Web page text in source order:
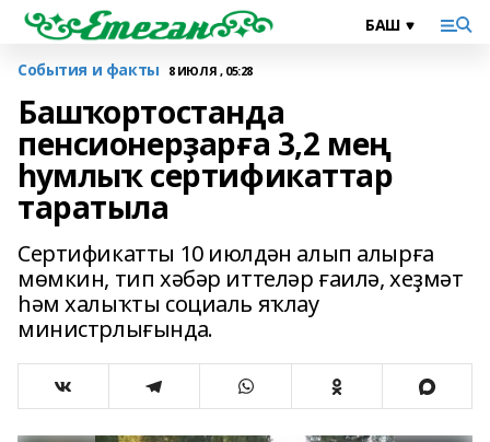
События и факты 8 ИЮЛЯ , 05:28
Башҡортостанда
пенсионерҙарға 3,2 мең
һумлыҡ сертификаттар
таратыла
Сертификатты 10 июлдән алып алырға
мөмкин, тип хәбәр иттеләр ғаилә, хеҙмәт
һәм халыҡты социаль яҡлау
министрлығында.